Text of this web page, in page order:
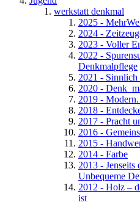
werkstatt denkmal
2025 -
2024 -
2023 - Voller
2022 -
Denkmalpflege
2021 -
2020 -
2019 -
2018 -
2017 - Pracht
2016 -
2015 -
2014 - Farbe
2013 - Jenseits
Unbequeme
2012 - Holz –
ist